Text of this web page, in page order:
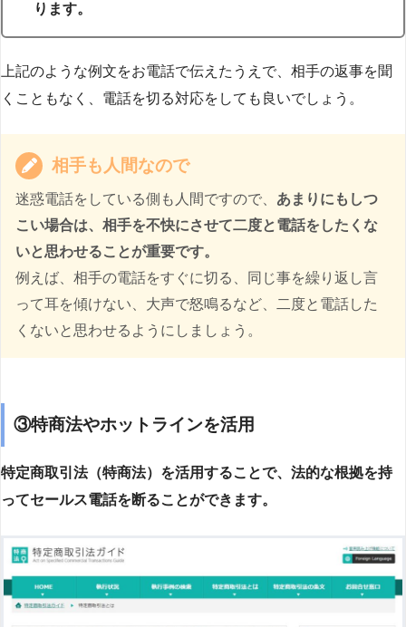
ります。
上記のような例文をお電話で伝えたうえで、相手の返事を聞
くこともなく、電話を切る対応をしても良いでしょう。
相手も人間なので
迷惑電話をしている側も人間ですので、 あまりにもしつ
こい場合は、相手を不快にさせて二度と電話をしたくな
いと思わせることが重要です。
例えば、相手の電話をすぐに切る、同じ事を繰り返し言
って耳を傾けない、大声で怒鳴るなど、二度と電話した
くないと思わせるようにしましょう。
③特商法やホットラインを活用
特定商取引法（特商法）を活用することで、法的な根拠を持
ってセールス電話を断ることができます。